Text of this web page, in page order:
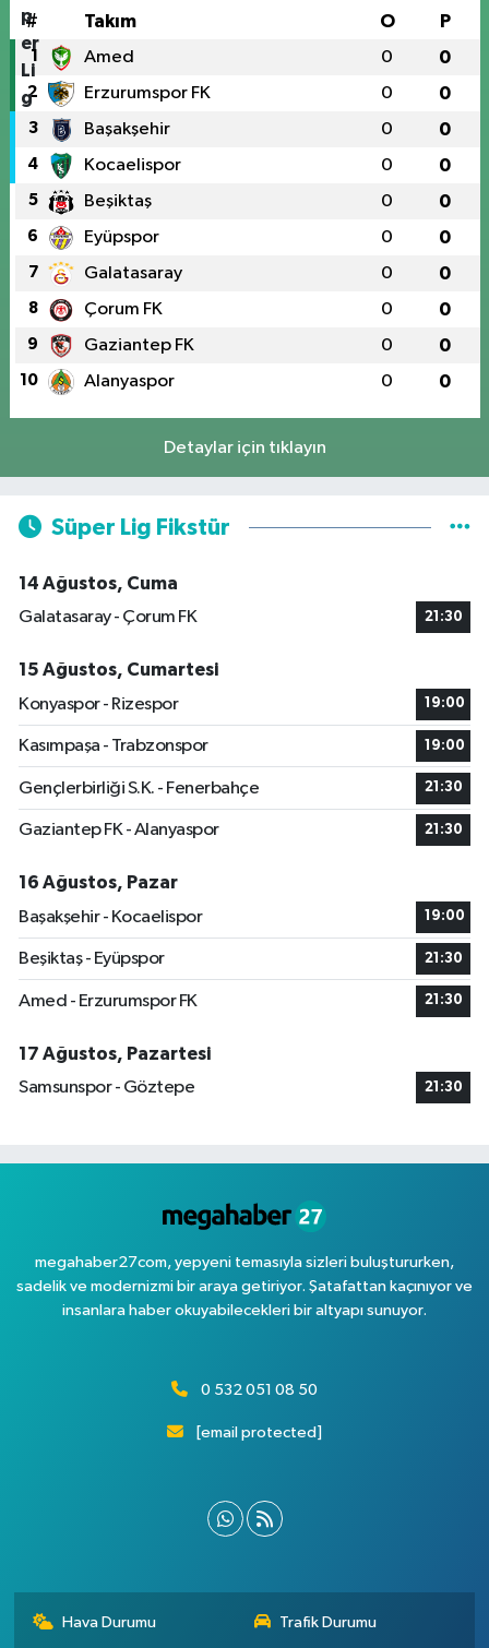
# Takım O P
1 Amed 0 0
2 Erzurumspor FK 0 0
3 Başakşehir 0 0
4 Kocaelispor 0 0
5 Beşiktaş 0 0
6 Eyüpspor 0 0
7 Galatasaray 0 0
8 Çorum FK 0 0
9 Gaziantep FK 0 0
10 Alanyaspor 0 0
Detaylar için tıklayın
Süper Lig Fikstür
14 Ağustos, Cuma
Galatasaray - Çorum FK
21:30
15 Ağustos, Cumartesi
Konyaspor - Rizespor
19:00
Kasımpaşa - Trabzonspor 19:00
Gençlerbirliği S.K. - Fenerbahçe 21:30
Gaziantep FK - Alanyaspor 21:30
16 Ağustos, Pazar
Başakşehir - Kocaelispor
19:00
Beşiktaş - Eyüpspor 21:30
Amed - Erzurumspor FK 21:30
17 Ağustos, Pazartesi
Samsunspor - Göztepe
21:30
megahaber27com, yepyeni temasıyla sizleri buluştururken,
sadelik ve modernizmi bir araya getiriyor. Şatafattan kaçınıyor ve
insanlara haber okuyabilecekleri bir altyapı sunuyor.
0 532 051 08 50
[email protected]
Hava Durumu Trafik Durumu